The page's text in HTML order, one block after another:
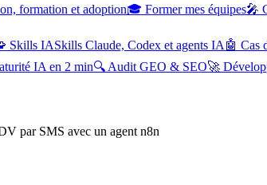
formation et adoption🎓 Former mes équipes🎤
Skills IASkills Claude, Codex et agents IA 🤖 Cas
IA en 2 min🔍 Audit GEO & SEO🚀
par SMS avec un agent n8n